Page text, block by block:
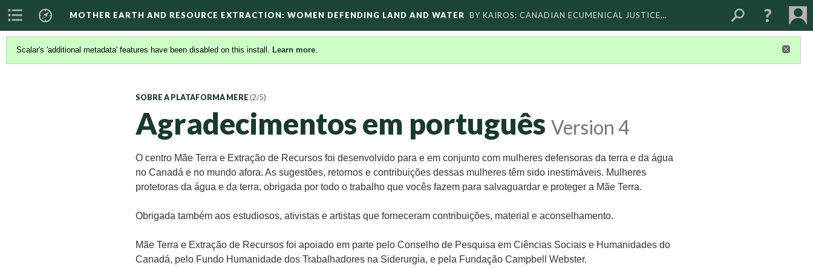
MOTHER EARTH AND RESOURCE EXTRACTION: WOMEN DEFENDING LAND AND WATER BY KAIROS: CANADIAN ECUMENICAL JUSTICE…
Scalar's 'additional metadata' features have been disabled on this install. Learn more.
SOBRE A PLATAFORMA MERE (2/5)
Agradecimentos em português Version 4
O centro Mãe Terra e Extração de Recursos foi desenvolvido para e em conjunto com mulheres defensoras da terra e da água
no Canadá e no mundo afora. As sugestões, retornos e contribuições dessas mulheres têm sido inestimáveis. Mulheres
protetoras da água e da terra, obrigada por todo o trabalho que vocês fazem para salvaguardar e proteger a Mãe Terra.
Obrigada também aos estudiosos, ativistas e artistas que forneceram contribuições, material e aconselhamento.
Mãe Terra e Extração de Recursos foi apoiado em parte pelo Conselho de Pesquisa em Ciências Sociais e Humanidades do
Canadá, pelo Fundo Humanidade dos Trabalhadores na Siderurgia, e pela Fundação Campbell Webster.